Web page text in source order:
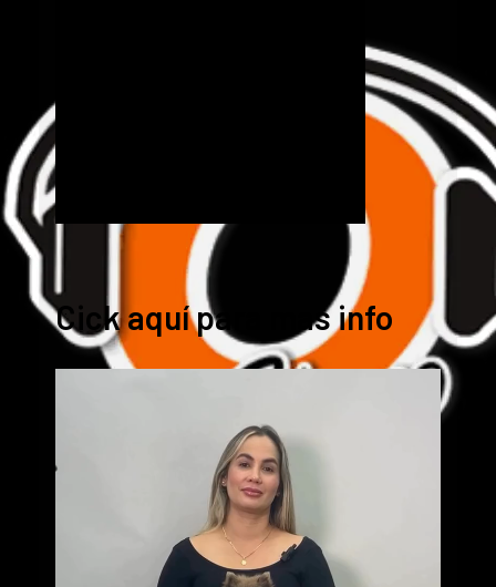
Cick aquí para mas info